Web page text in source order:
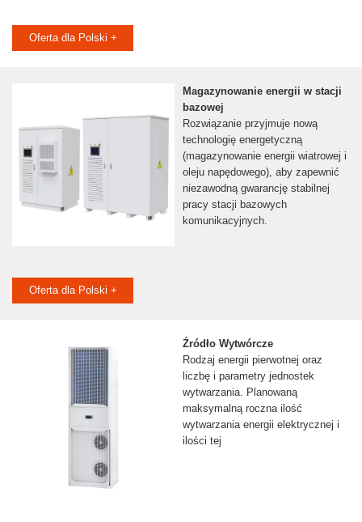
Oferta dla Polski +
Magazynowanie energii w stacji
bazowej
Rozwiązanie przyjmuje nową
technologię energetyczną
(magazynowanie energii wiatrowej i
oleju napędowego), aby zapewnić
niezawodną gwarancję stabilnej
pracy stacji bazowych
komunikacyjnych.
Oferta dla Polski +
Źródło Wytwórcze
Rodzaj energii pierwotnej oraz
liczbę i parametry jednostek
wytwarzania. Planowaną
maksymalną roczna ilość
wytwarzania energii elektrycznej i
ilości tej